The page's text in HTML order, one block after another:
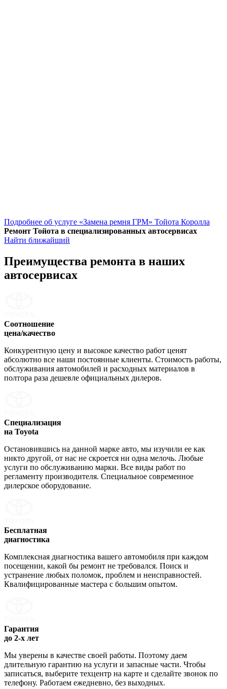
Подробнее об услуге «Замена ремня ГРМ» Тойота Королла
Ремонт Тойота в специализированных автосервисах
Найти ближайший
Преимущества ремонта в наших
автосервисах
Соотношение
цена/качество
Конкурентную цену и высокое качество работ ценят
абсолютно все наши постоянные клиенты. Стоимость работы,
обслуживания автомобилей и расходных материалов в
полтора раза дешевле официальных дилеров.
Специализация
на Toyota
Остановившись на данной марке авто, мы изучили ее как
никто другой, от нас не скроется ни одна мелочь. Любые
услуги по обслуживанию марки. Все виды работ по
регламенту производителя. Специальное современное
дилерское оборудование.
Бесплатная
диагностика
Комплексная диагностика вашего автомобиля при каждом
посещении, какой бы ремонт не требовался. Поиск и
устранение любых поломок, проблем и неисправностей.
Квалифицированные мастера с большим опытом.
Гарантия
до 2-х лет
Мы уверены в качестве своей работы. Поэтому даем
длительную гарантию на услуги и запасные части. Чтобы
записаться, выберите техцентр на карте и сделайте звонок по
телефону. Работаем ежедневно, без выходных.